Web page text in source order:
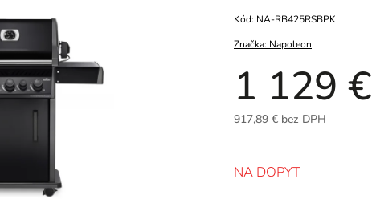
Značka: Napoleon
1 129 €
917,89 € bez DPH
Kód: NA-RB425RSBPK
NA DOPYT